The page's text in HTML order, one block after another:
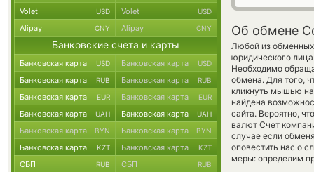
Об обмене
Любой из обменных
юридического
Необходимо
обмена. Для того,
кликнуть мышью на
найдена
сайта. Вероятно,
валют Счет
случае если
оповестить нас о
меры: определим
Volet USD Volet USD
Alipay CNY Alipay CNY
Банковские счета и карты
Банковская карта USD Банковская карта USD
Банковская карта RUB Банковская карта RUB
Банковская карта EUR Банковская карта EUR
Банковская карта UAH Банковская карта UAH
Банковская карта BYN Банковская карта BYN
Банковская карта KZT Банковская карта KZT
СБП RUB СБП RUB